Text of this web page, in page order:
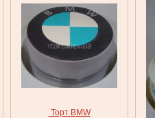
Торт BMW